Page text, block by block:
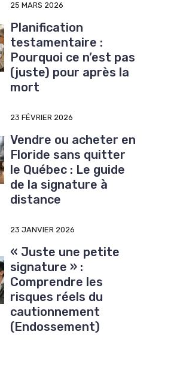
25 MARS 2026
Planification
testamentaire :
Pourquoi ce n’est pas
(juste) pour après la
mort
23 FÉVRIER 2026
Vendre ou acheter en
Floride sans quitter
le Québec : Le guide
de la signature à
distance
23 JANVIER 2026
« Juste une petite
signature » :
Comprendre les
risques réels du
cautionnement
(Endossement)